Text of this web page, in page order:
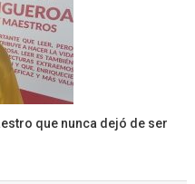
que nunca dejó de ser